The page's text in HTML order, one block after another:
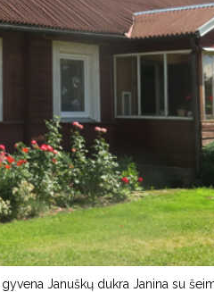
Januškų dukra Janina su